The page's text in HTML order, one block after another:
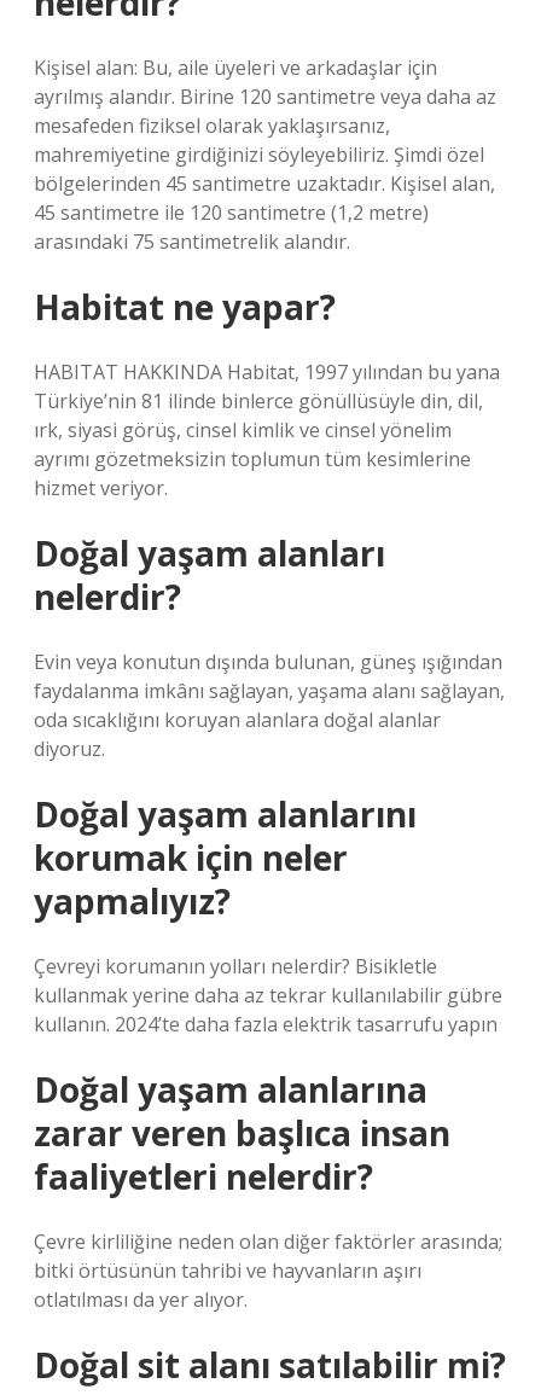
Kişisel alan: Bu, aile üyeleri ve arkadaşlar için
ayrılmış alandır. Birine 120 santimetre veya daha az
mesafeden fiziksel olarak yaklaşırsanız,
mahremiyetine girdiğinizi söyleyebiliriz. Şimdi özel
bölgelerinden 45 santimetre uzaktadır. Kişisel alan,
45 santimetre ile 120 santimetre (1,2 metre)
arasındaki 75 santimetrelik alandır.
Habitat ne yapar?
HABITAT HAKKINDA Habitat, 1997 yılından bu yana
Türkiye’nin 81 ilinde binlerce gönüllüsüyle din, dil,
ırk, siyasi görüş, cinsel kimlik ve cinsel yönelim
ayrımı gözetmeksizin toplumun tüm kesimlerine
hizmet veriyor.
Doğal yaşam alanları
nelerdir?
Evin veya konutun dışında bulunan, güneş ışığından
faydalanma imkânı sağlayan, yaşama alanı sağlayan,
oda sıcaklığını koruyan alanlara doğal alanlar
diyoruz.
Doğal yaşam alanlarını
korumak için neler
yapmalıyız?
Çevreyi korumanın yolları nelerdir? Bisikletle
kullanmak yerine daha az tekrar kullanılabilir gübre
kullanın. 2024’te daha fazla elektrik tasarrufu yapın
Doğal yaşam alanlarına
zarar veren başlıca insan
faaliyetleri nelerdir?
Çevre kirliliğine neden olan diğer faktörler arasında;
bitki örtüsünün tahribi ve hayvanların aşırı
otlatılması da yer alıyor.
Doğal sit alanı satılabilir mi?